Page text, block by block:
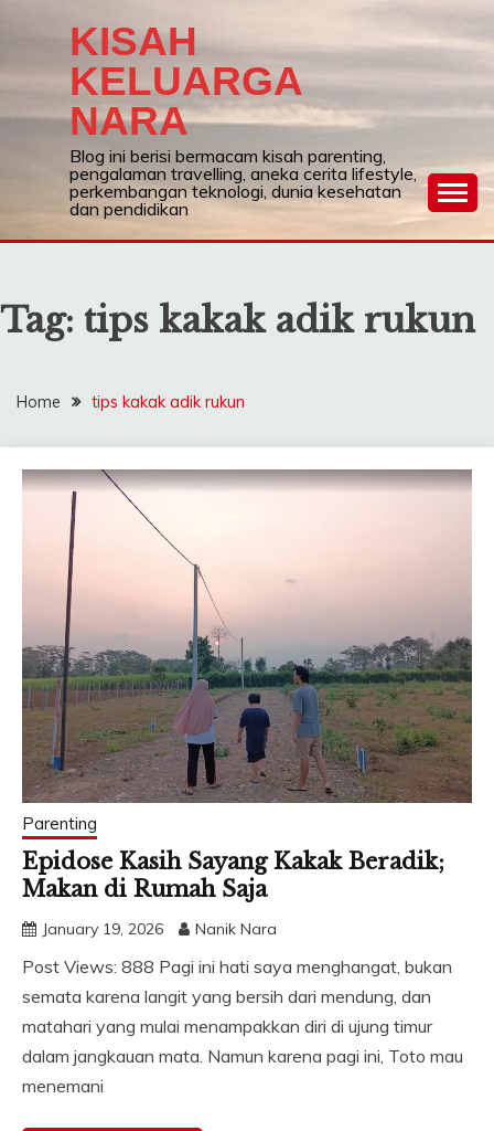
KISAH
KELUARGA
NARA
Blog ini berisi bermacam kisah parenting,
pengalaman travelling, aneka cerita lifestyle,
perkembangan teknologi, dunia kesehatan
dan pendidikan
Tag: tips kakak adik rukun
Home tips kakak adik rukun
Parenting
Epidose Kasih Sayang Kakak Beradik;
Makan di Rumah Saja
January 19, 2026 Nanik Nara
Post Views: 888 Pagi ini hati saya menghangat, bukan
semata karena langit yang bersih dari mendung, dan
matahari yang mulai menampakkan diri di ujung timur
dalam jangkauan mata. Namun karena pagi ini, Toto mau
menemani